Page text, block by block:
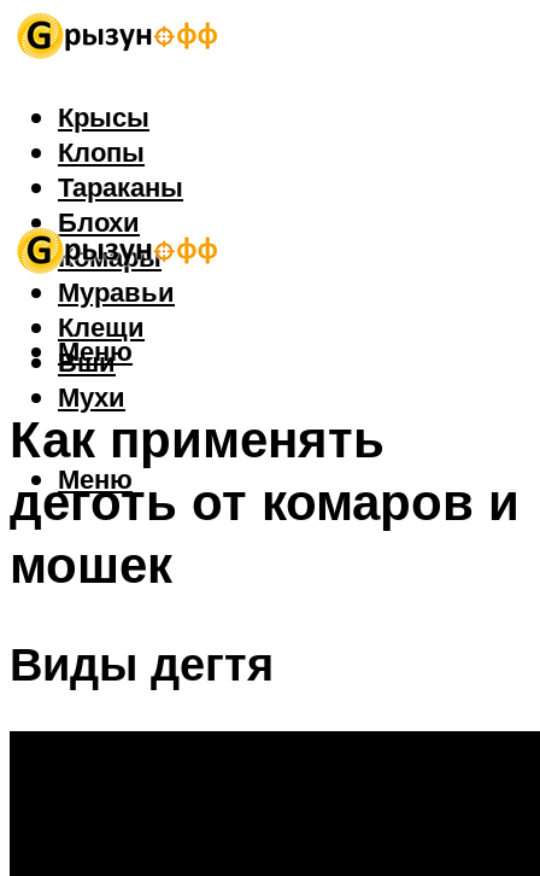
Крысы
Клопы
Тараканы
Блохи
Комары
Муравьи
Клещи
Вши
Мухи
Меню
Меню
Как применять
деготь от комаров и
мошек
Виды дегтя